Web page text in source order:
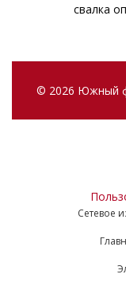
свалка
© 2026 Южный
Сетевое